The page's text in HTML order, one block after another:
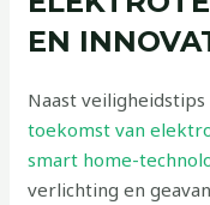
EN
Naast
toekomst van
smart home-
verlichting en